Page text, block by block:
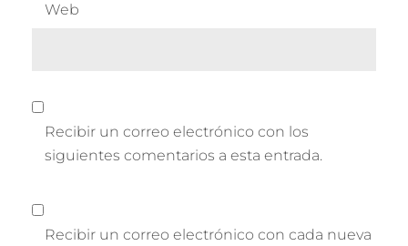
Web
Recibir un correo electrónico con los
siguientes comentarios a esta entrada.
Recibir un correo electrónico con cada nueva